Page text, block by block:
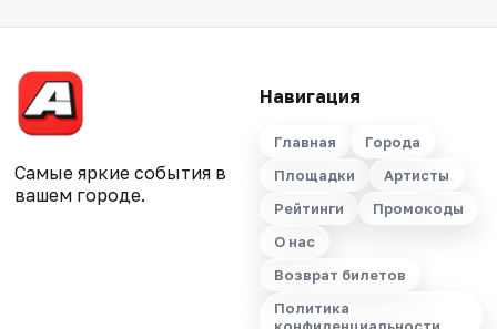
Самые яркие события в
вашем городе.
Навигация
Главная
Города
Площадки
Артисты
Рейтинги
Промокоды
О нас
Возврат билетов
Политика